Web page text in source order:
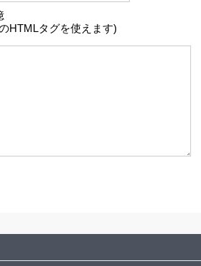
HTMLタグを使えます)